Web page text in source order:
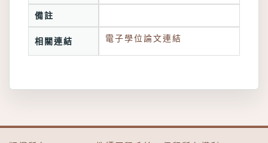
備註
相關連結 電子學位論文連結